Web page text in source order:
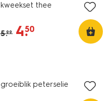
kweekset thee
5.99 4.
50
groeiblik peterselie